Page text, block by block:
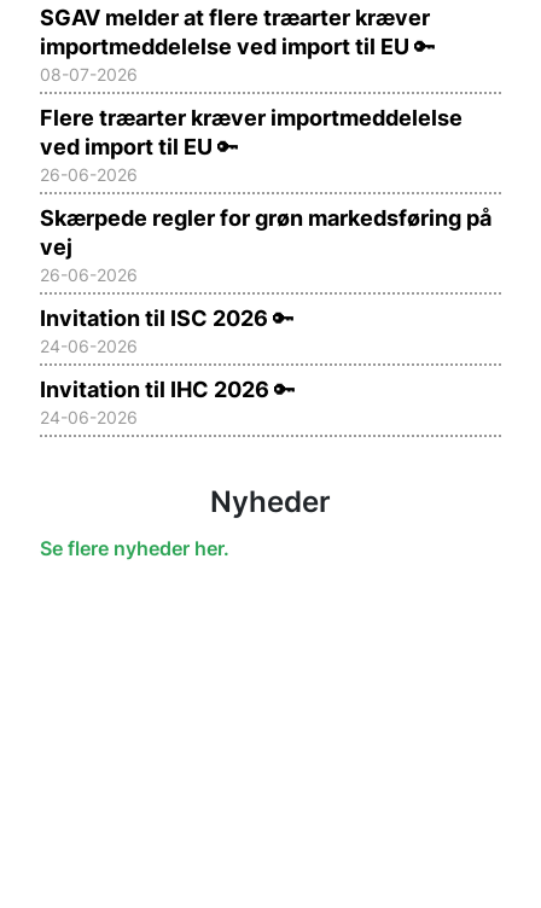
SGAV melder at flere træarter kræver
importmeddelelse ved import til EU 🔑
08-07-2026
Flere træarter kræver importmeddelelse
ved import til EU 🔑
26-06-2026
Skærpede regler for grøn markedsføring på
vej
26-06-2026
Invitation til ISC 2026 🔑
24-06-2026
Invitation til IHC 2026 🔑
24-06-2026
Nyheder
Se flere nyheder her.